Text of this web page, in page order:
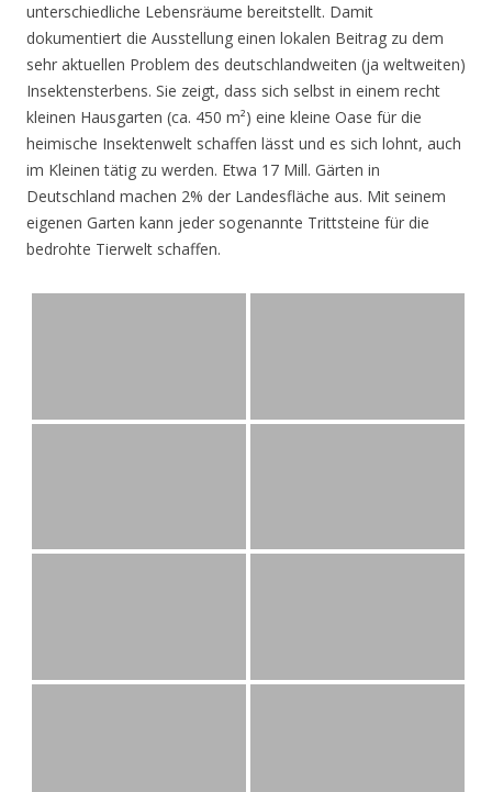
unterschiedliche Lebensräume bereitstellt. Damit
dokumentiert die Ausstellung einen lokalen Beitrag zu dem
sehr aktuellen Problem des deutschlandweiten (ja weltweiten)
Insektensterbens. Sie zeigt, dass sich selbst in einem recht
kleinen Hausgarten (ca. 450 m²) eine kleine Oase für die
heimische Insektenwelt schaffen lässt und es sich lohnt, auch
im Kleinen tätig zu werden. Etwa 17 Mill. Gärten in
Deutschland machen 2% der Landesfläche aus. Mit seinem
eigenen Garten kann jeder sogenannte Trittsteine für die
bedrohte Tierwelt schaffen.